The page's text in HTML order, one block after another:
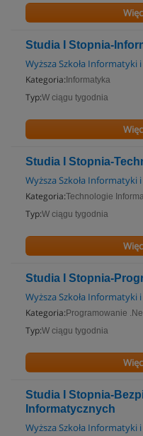
Studia I Stopnia-
Wyższa Szkoła Informatyki
Kategoria: Informatyka
Typ:W ciągu tygodnia
Studia I Stopnia-
Wyższa Szkoła Informatyki
Kategoria:Technologie
Typ:W ciągu tygodnia
Studia I Stopnia-
Wyższa Szkoła Informatyki
Kategoria: Programowanie
Typ:W ciągu tygodnia
Studia I Stopnia-
Informatycznych
Wyższa Szkoła Informatyki